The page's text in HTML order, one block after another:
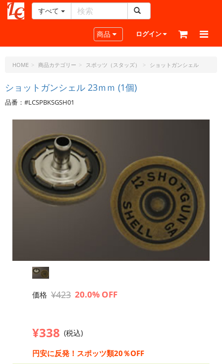
ー
ラ
ト・
ド
ッ
ト・
ピ
すべて
Toggle navigation
商品 ログイン
HOME 商品カテゴリー スポッツ（スタッズ） ショットガンシェル
ショットガンシェル 23ｍｍ (1個)
品番：#LCSPBKSGSH01
価格 ¥423 20.0% OFF
¥338 (税込)
円安に反発！スポッツ類20％OFF